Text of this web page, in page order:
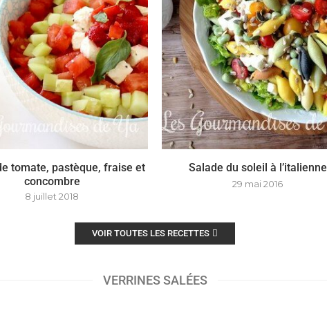
tomate, pastèque, fraise et
concombre
8 juillet 2018
Salade du soleil à l’italienne
29 mai 2016
VOIR TOUTES LES RECETTES
VERRINES SALÉES